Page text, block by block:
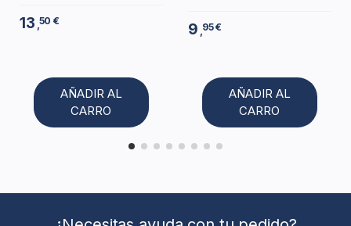
13 ,50 €
AÑADIR AL
CARRO
9 95 €
AÑADIR AL
CARRO